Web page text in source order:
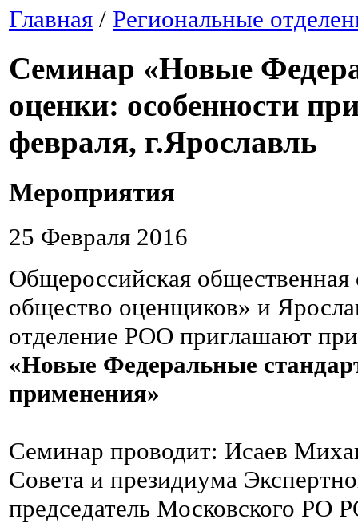
Главная / Региональные
Семинар «Новые
оценки: особенности
февраля, г.Ярославль
Мероприятия
25 Февраля 2016
Общероссийская общественная
общество оценщиков» и
отделение РОО приглашают
«Новые Федеральные
применения»
Семинар проводит: Исаев
Совета и президиума
председатель Московского РО